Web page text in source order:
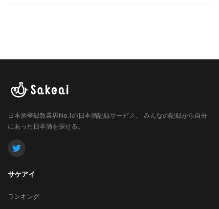
日本酒登録数業界No.1の日本酒記録サービス。
みんなの記録から自分
にあった日本酒を探せる。
サケアイ
ランキング